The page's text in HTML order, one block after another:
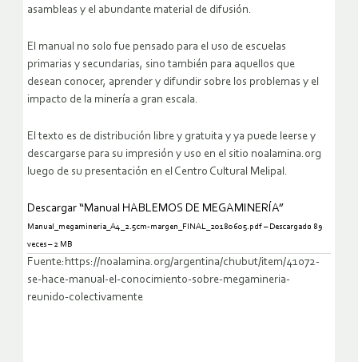
asambleas y el abundante material de difusión.
El manual no solo fue pensado para el uso de escuelas
primarias y secundarias, sino también para aquellos que
desean conocer, aprender y difundir sobre los problemas y el
impacto de la minería a gran escala.
El texto es de distribución libre y gratuita y ya puede leerse y
descargarse para su impresión y uso en el sitio noalamina.org
luego de su presentación en el Centro Cultural Melipal.
Descargar “Manual HABLEMOS DE MEGAMINERÍA”
Manual_megamineria_A4_2.5cm-margen_FINAL_20180605.pdf – Descargado 89
veces – 2 MB
Fuente:https://noalamina.org/argentina/chubut/item/41072-
se-hace-manual-el-conocimiento-sobre-megamineria-
reunido-colectivamente